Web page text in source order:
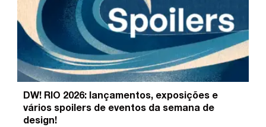
DW! RIO 2026: lançamentos, exposições e
vários spoilers de eventos da semana de
design!